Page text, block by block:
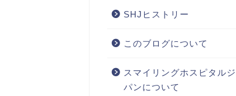
SHJヒストリー
このブログについて
スマイリングホスピタル
パンについて